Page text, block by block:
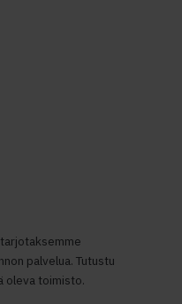
palvelua. Tutustu
oleva toimisto.